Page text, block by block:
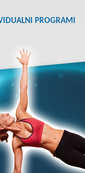
PROGRAMI